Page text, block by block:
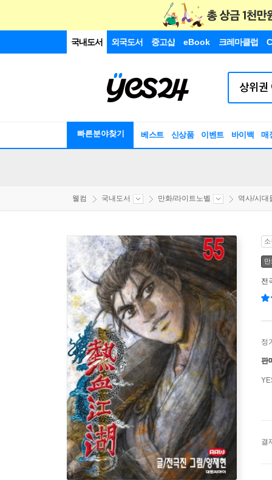
국내도서 외국도서 중고샵 eBook 크레마클럽
빠른분야찾기 베스트 신상품 이벤트 바이백 매
웰컴 국내도서 만화/라이트노벨 역사/시대
전
정
판
결